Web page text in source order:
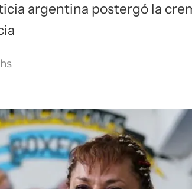
argentina postergó la